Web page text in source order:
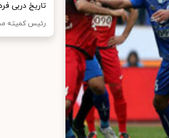
تاریخ دربی
رئیس کمیته